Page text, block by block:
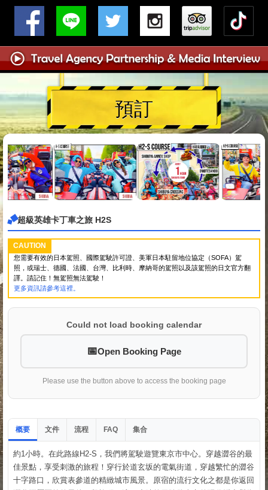
預訂
超級英雄卡丁車之旅 H2S
CAUTION
您需要有效的日本駕照、國際駕駛許可證、美軍日本駐留地位協定（SOFA）駕
照，或瑞士、德國、法國、台灣、比利時、摩納哥的駕照以及該駕照的日文官方翻
譯。請記住！無駕照無法駕駛！
更多資訊請參考這裡。
Could not load booking calendar
Open Booking Page
Please use the button above to access the booking page
概要 文件 流程 FAQ 集合
約1小時。在此路線H2-S，我們將駕駛遊覽東京市中心。穿越澀谷的最
佳景點，享受刺激的旅程！穿行於道玄坂的電氣街道，穿越繁忙的澀谷
十字路口，欣賞表參道的精緻城市風景。原宿的流行文化之都是你返回